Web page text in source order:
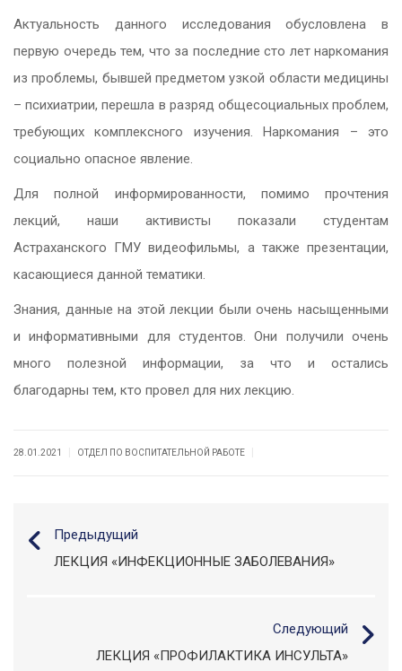
Актуальность данного исследования обусловлена в
первую очередь тем, что за последние сто лет наркомания
из проблемы, бывшей предметом узкой области медицины
– психиатрии, перешла в разряд общесоциальных проблем,
требующих комплексного изучения. Наркомания – это
социально опасное явление.
Для полной информированности, помимо прочтения
лекций, наши активисты показали студентам
Астраханского ГМУ видеофильмы, а также презентации,
касающиеся данной тематики.
Знания, данные на этой лекции были очень насыщенными
и информативными для студентов. Они получили очень
много полезной информации, за что и остались
благодарны тем, кто провел для них лекцию.
28.01.2021 ОТДЕЛ ПО ВОСПИТАТЕЛЬНОЙ РАБОТЕ
Предыдущий
ЛЕКЦИЯ «ИНФЕКЦИОННЫЕ ЗАБОЛЕВАНИЯ»
Следующий
ЛЕКЦИЯ «ПРОФИЛАКТИКА ИНСУЛЬТА»